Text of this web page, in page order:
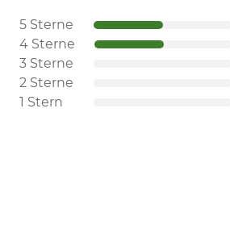
5 Sterne
4 Sterne
3 Sterne
2 Sterne
1 Stern